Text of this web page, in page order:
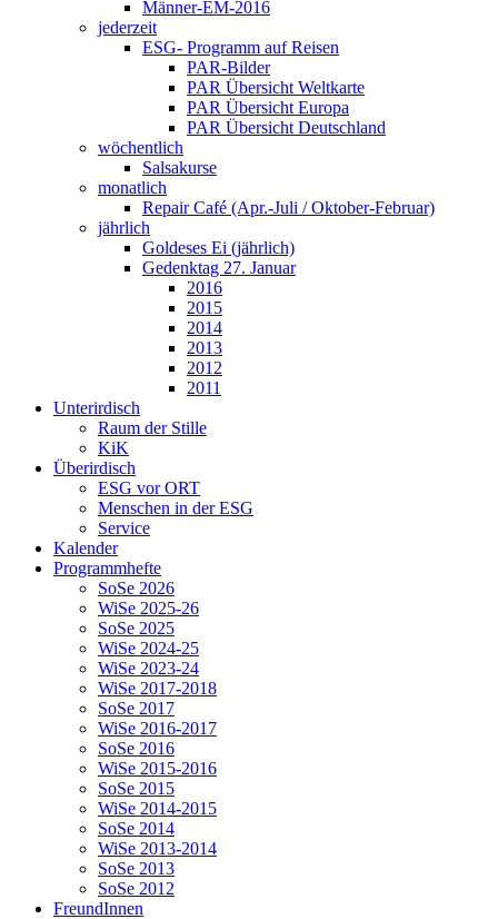
Männer-EM-2016
jederzeit
ESG- Programm auf Reisen
PAR-Bilder
PAR Übersicht Weltkarte
PAR Übersicht Europa
PAR Übersicht Deutschland
wöchentlich
Salsakurse
monatlich
Repair Café (Apr.-Juli / Oktober-Februar)
jährlich
Goldeses Ei (jährlich)
Gedenktag 27. Januar
2016
2015
2014
2013
2012
2011
Unterirdisch
Raum der Stille
KiK
Überirdisch
ESG vor ORT
Menschen in der ESG
Service
Kalender
Programmhefte
SoSe 2026
WiSe 2025-26
SoSe 2025
WiSe 2024-25
WiSe 2023-24
WiSe 2017-2018
SoSe 2017
WiSe 2016-2017
SoSe 2016
WiSe 2015-2016
SoSe 2015
WiSe 2014-2015
SoSe 2014
WiSe 2013-2014
SoSe 2013
SoSe 2012
FreundInnen